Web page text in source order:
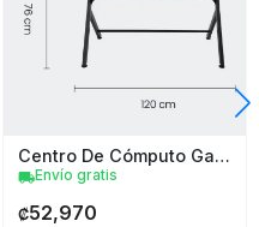
Centro De Cómputo Gamer Tokoa 120Cm X 60Cm X 76Cm Negro
local_shippingEnvío gratis
₡52,970